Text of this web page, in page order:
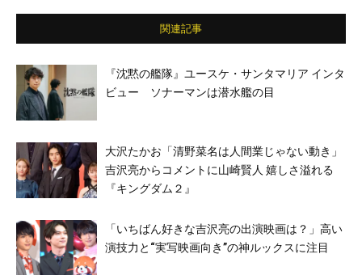
関連記事
『沈黙の艦隊』ユースケ・サンタマリア インタ
ビュー ソナーマンは潜水艦の目
大沢たかお「清野菜名は人間業じゃない動き」
吉沢亮からコメントに山崎賢人 嬉しさ溢れる
『キングダム２』
「いちばん好きな吉沢亮の出演映画は？」高い
演技力と“実写映画向き”の神ルックスに注目